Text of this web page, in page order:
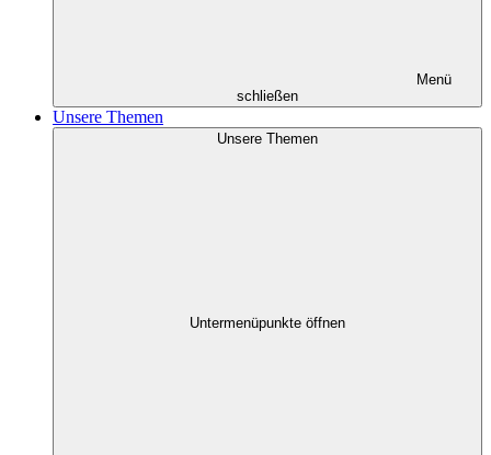
Menü
schließen
Unsere Themen
Unsere Themen
Untermenüpunkte öffnen